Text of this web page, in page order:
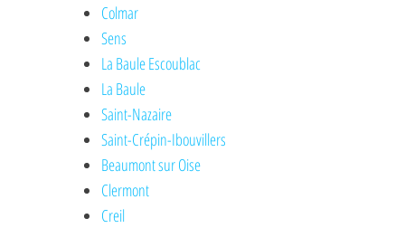
Colmar
Sens
La Baule Escoublac
La Baule
Saint-Nazaire
Saint-Crépin-Ibouvillers
Beaumont sur Oise
Clermont
Creil